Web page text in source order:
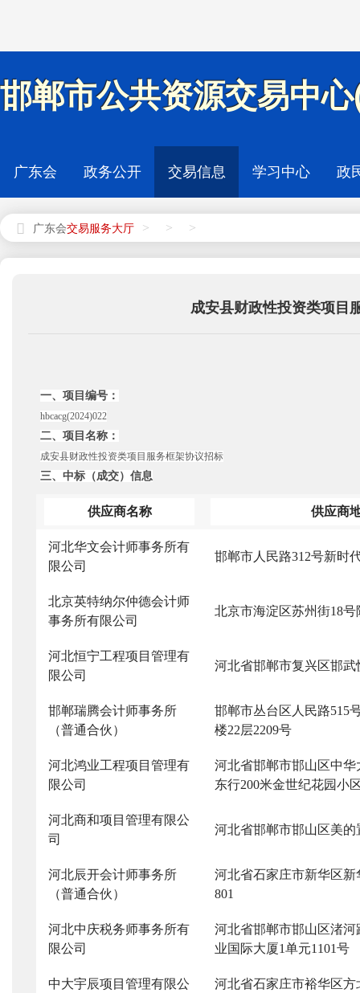
邯郸市公共资源交易中
广东会 政务公开 交易信息 学习中心 政
广东会 > > >
成安县财政性投资类项目
一、项目编号：
hbcacg(2024)022
二、项目名称：
成安县财政性投资类项目服务框架协议招标
三、中标（成交）信息
供应商名称 供应商
河北华文会计师事务所有
限公司
邯郸市人民路312号新时
北京英特纳尔仲德会计师
事务所有限公司
北京市海淀区苏州街18号
河北恒宁工程项目管理有
限公司
河北省邯郸市复兴区邯
邯郸瑞腾会计师事务所
（普通合伙）
邯郸市丛台区人民路515
楼22层2209号
河北鸿业工程项目管理有
限公司
河北省邯郸市邯山区中
东行200米金世纪花园小
河北商和项目管理有限公
司
河北省邯郸市邯山区美的
河北辰开会计师事务所
（普通合伙）
河北省石家庄市新华区新
801
河北中庆税务师事务所有
限公司
河北省邯郸市邯山区渚河
业国际大厦1单元1101号
中大宇辰项目管理有限公
河北省石家庄市裕华区方